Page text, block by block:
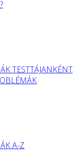
TESTTÁJANKÉNT
A-Z